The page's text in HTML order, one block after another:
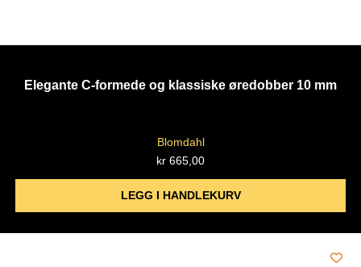
Elegante C-formede og klassiske øredobber 10 mm
Blomdahl
kr 665,00
LEGG I HANDLEKURV